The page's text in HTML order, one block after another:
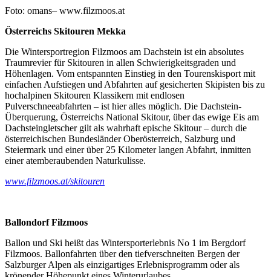
Foto: omans– www.filzmoos.at
Österreichs Skitouren Mekka
Die Wintersportregion Filzmoos am Dachstein ist ein absolutes
Traumrevier für Skitouren in allen Schwierigkeitsgraden und
Höhenlagen. Vom entspannten Einstieg in den Tourenskisport mit
einfachen Aufstiegen und Abfahrten auf gesicherten Skipisten bis zu
hochalpinen Skitouren Klassikern mit endlosen
Pulverschneeabfahrten – ist hier alles möglich. Die Dachstein-
Überquerung, Österreichs National Skitour, über das ewige Eis am
Dachsteingletscher gilt als wahrhaft epische Skitour – durch die
österreichischen Bundesländer Oberösterreich, Salzburg und
Steiermark und einer über 25 Kilometer langen Abfahrt, inmitten
einer atemberaubenden Naturkulisse.
www.filzmoos.at/skitouren
Ballondorf Filzmoos
Ballon und Ski heißt das Wintersporterlebnis No 1 im Bergdorf
Filzmoos. Ballonfahrten über den tiefverschneiten Bergen der
Salzburger Alpen als einzigartiges Erlebnisprogramm oder als